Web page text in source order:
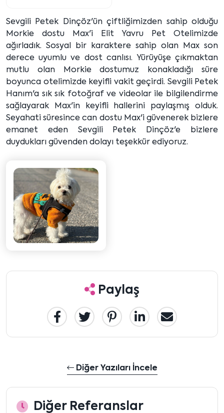
Sevgili Petek Dinçöz'ün çiftliğimizden sahip olduğu
Morkie dostu Max'i Elit Yavru Pet Otelimizde
ağırladık. Sosyal bir karaktere sahip olan Max son
derece uyumlu ve dost canlısı. Yürüyüşe çıkmaktan
mutlu olan Morkie dostumuz konakladığı süre
boyunca otelimizde keyifli vakit geçirdi. Sevgili Petek
Hanım'a sık sık fotoğraf ve videolar ile bilgilendirme
sağlayarak Max'in keyifli hallerini paylaşmış olduk.
Seyahati süresince can dostu Max'i güvenerek bizlere
emanet eden Sevgili Petek Dinçöz'e bizlere
duydukları güvenden dolayı teşekkür ediyoruz.
Paylaş
Diğer Yazıları İncele
Diğer Referanslar